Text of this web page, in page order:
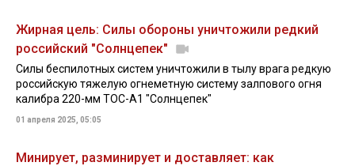
Жирная цель: Силы обороны уничтожили редкий
российский "Солнцепек"
Силы беспилотных систем уничтожили в тылу врага редкую
российскую тяжелую огнеметную систему залпового огня
калибра 220-мм ТОС-А1 "Солнцепек"
01 апреля 2025, 05:05
Минирует, разминирует и доставляет: как